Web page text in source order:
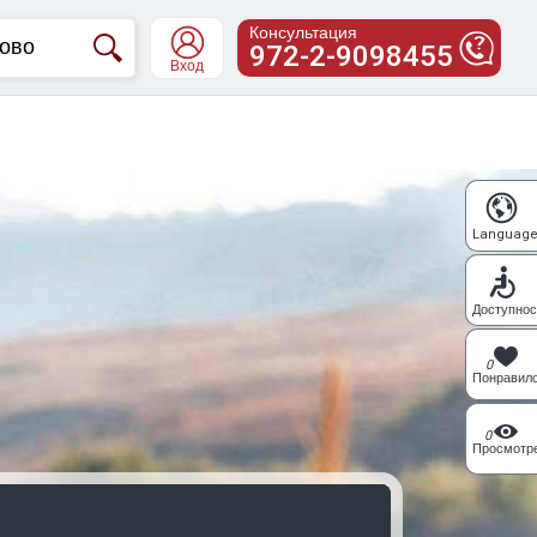
Вход 972-2-9098455
Консультация
Language
0
0